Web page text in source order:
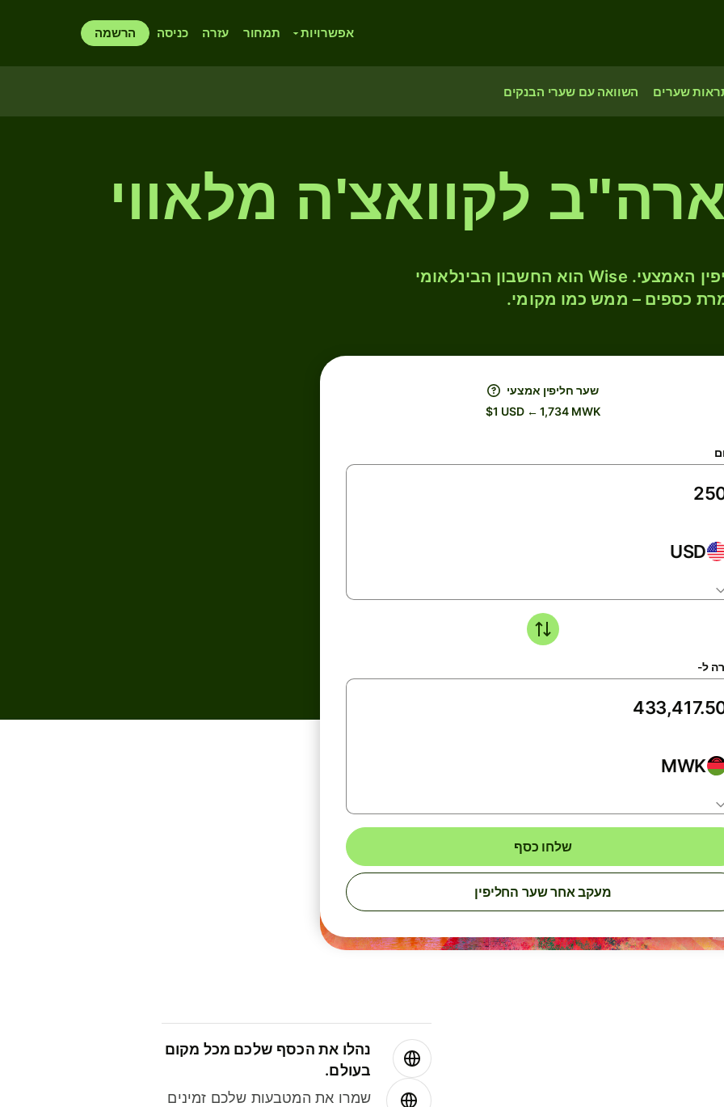
אפשרויות תמחור עזרה כניסה הרשמה
שערים השוואה עם שערי הבנקים
המירו USD ל- MWK לפי שער החליפין האמצעי. Wise הוא החשבון הבינלאומי
כספים – ממש כמו מקומי.
שער חליפין אמצעי
$1 USD ← 1,734 MWK
USD
ל-
MWK
שלחו כסף
מעקב אחר שער החליפין
נהלו את הכסף שלכם מכל מקום
בעולם.
שמרו את המטבעות שלכם זמינים